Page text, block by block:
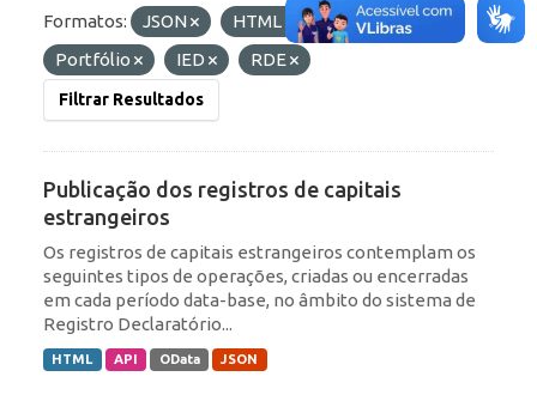
Formatos: JSON HTML
Etiquetas:
Portfólio
IED RDE
Filtrar Resultados
Publicação dos registros de capitais
estrangeiros
Os registros de capitais estrangeiros contemplam os
seguintes tipos de operações, criadas ou encerradas
em cada período data-base, no âmbito do sistema de
Registro Declaratório...
HTML API OData JSON